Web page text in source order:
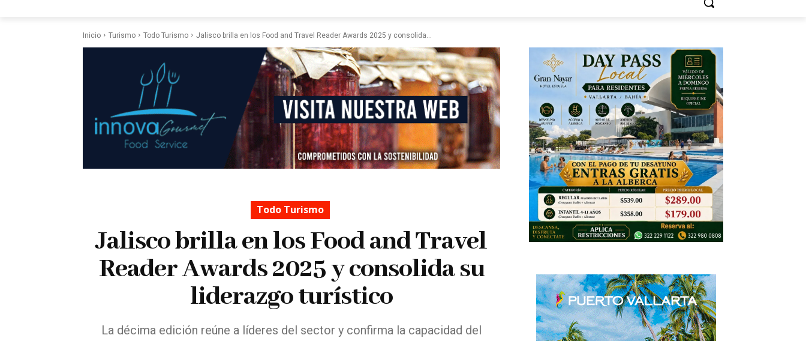
Inicio Turismo Todo Turismo Jalisco brilla en los Food and Travel Reader Awards 2025 y consolida...
Todo Turismo
Jalisco brilla en los Food and Travel
Reader Awards 2025 y consolida su
liderazgo turístico
La décima edición reúne a líderes del sector y confirma la capacidad del